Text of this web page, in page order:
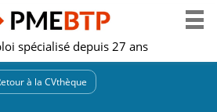
spécialisé depuis 27 ans
à la CVthèque